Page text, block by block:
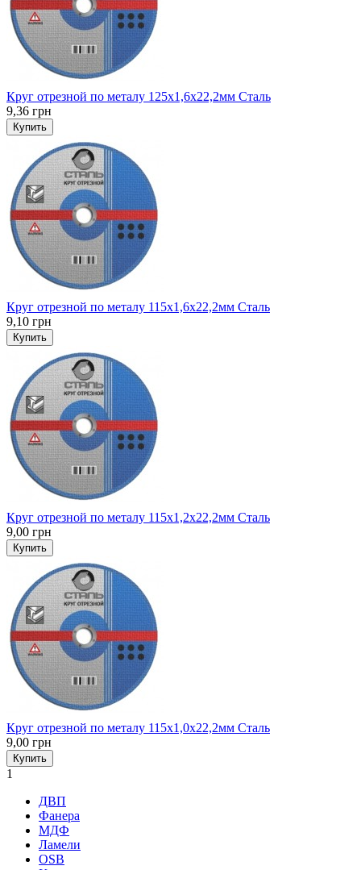
Круг отрезной по металу 125x1,6x22,2мм Сталь
9,36 грн
Купить
Круг отрезной по металу 115x1,6x22,2мм Сталь
9,10 грн
Купить
Круг отрезной по металу 115x1,2x22,2мм Сталь
9,00 грн
Купить
Круг отрезной по металу 115x1,0x22,2мм Сталь
9,00 грн
Купить
1
ДВП
Фанера
МДФ
Ламели
OSB